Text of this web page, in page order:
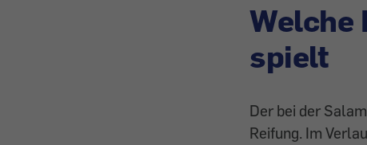
Welche
spielt
Der bei der
Reifung. Im